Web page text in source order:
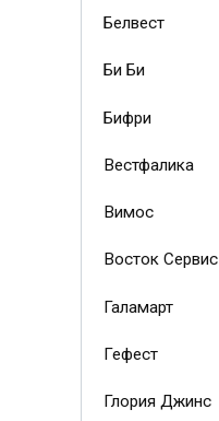
Белвест
Би Би
Бифри
Вестфалика
Вимос
Восток Сервис
Галамарт
Гефест
Глория Джинс